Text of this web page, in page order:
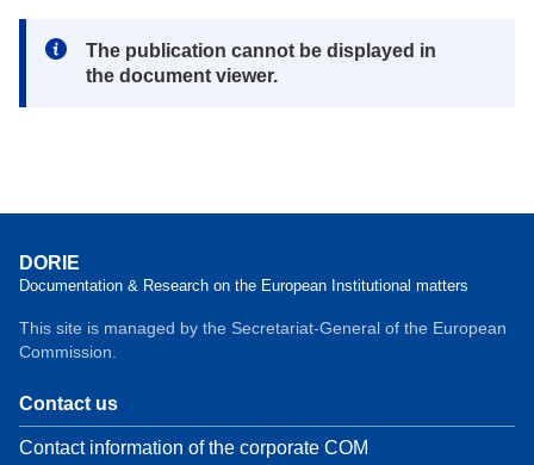
Note:
The publication cannot be displayed in
the document viewer.
DORIE
Documentation & Research on the European Institutional matters
This site is managed by the Secretariat-General of the European
Commission.
Contact us
Contact information of the corporate COM